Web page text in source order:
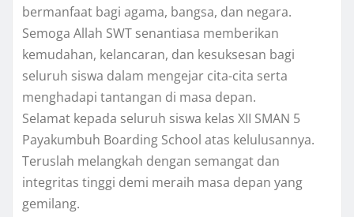
bermanfaat bagi agama, bangsa, dan negara.
Semoga Allah SWT senantiasa memberikan
kemudahan, kelancaran, dan kesuksesan bagi
seluruh siswa dalam mengejar cita-cita serta
menghadapi tantangan di masa depan.
Selamat kepada seluruh siswa kelas XII SMAN 5
Payakumbuh Boarding School atas kelulusannya.
Teruslah melangkah dengan semangat dan
integritas tinggi demi meraih masa depan yang
gemilang.